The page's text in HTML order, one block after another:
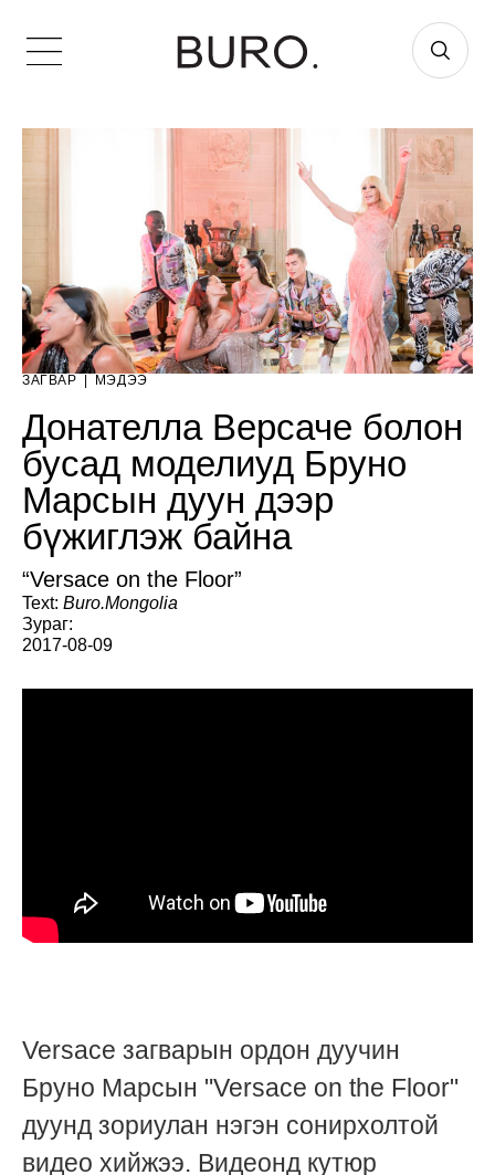
ЗАГВАР МЭДЭЭ
Донателла Версаче болон
бусад моделиуд Бруно
Марсын дуун дээр
бүжиглэж байна
“Versace on the Floor”
Text: Buro.Mongolia
Зураг:
2017-08-09
Versace загварын ордон дуучин
Бруно Марсын "Versace on the Floor"
дуунд зориулан нэгэн сонирхолтой
видео хийжээ. Видеонд кутюр